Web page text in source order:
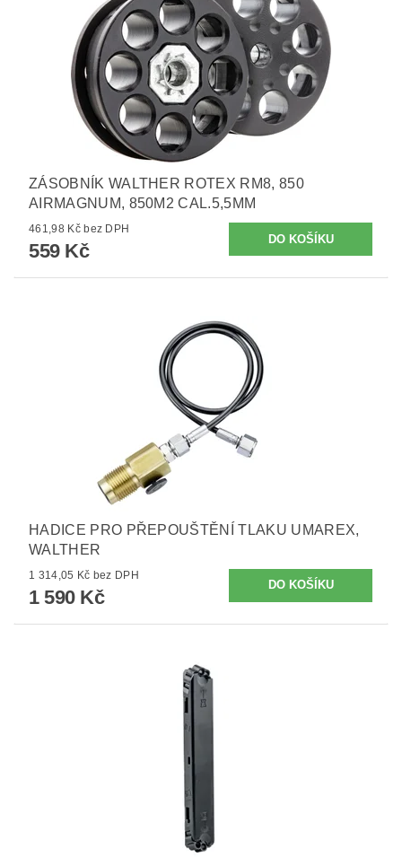
ZÁSOBNÍK WALTHER ROTEX RM8, 850
AIRMAGNUM, 850M2 CAL.5,5MM
461,98 Kč bez DPH
559 Kč
HADICE PRO PŘEPOUŠTĚNÍ TLAKU UMAREX,
WALTHER
1 314,05 Kč bez DPH
1 590 Kč